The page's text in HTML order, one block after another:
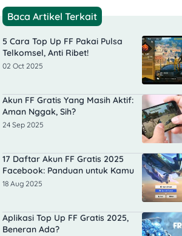
Baca Artikel Terkait
5 Cara Top Up FF Pakai Pulsa
Telkomsel, Anti Ribet!
02 Oct 2025
Akun FF Gratis Yang Masih Aktif:
Aman Nggak, Sih?
24 Sep 2025
17 Daftar Akun FF Gratis 2025
Facebook: Panduan untuk Kamu
18 Aug 2025
Aplikasi Top Up FF Gratis 2025,
Beneran Ada?